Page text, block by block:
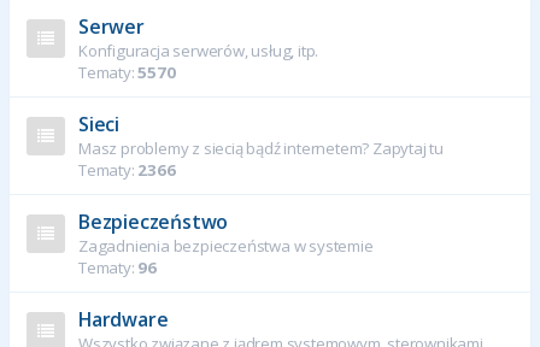
Serwer
Konfiguracja serwerów, usług, itp.
Tematy:5570
Sieci
Masz problemy z siecią bądź internetem? Zapytaj tu
Tematy: 2366
Bezpieczeństwo
Zagadnienia bezpieczeństwa w systemie
Tematy: 96
Hardware